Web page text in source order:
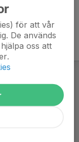
för att vår
De används
oss att